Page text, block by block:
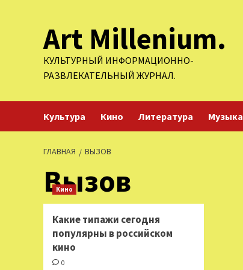
содержимомуArt Millenium.
КУЛЬТУРНЫЙ ИНФОРМАЦИОННО-
РАЗВЛЕКАТЕЛЬНЫЙ ЖУРНАЛ.
Культура Кино Литература Музыка
ГЛАВНАЯ ВЫЗОВ
Вызов
Кино
Какие типажи сегодня
популярны в российском
кино
0